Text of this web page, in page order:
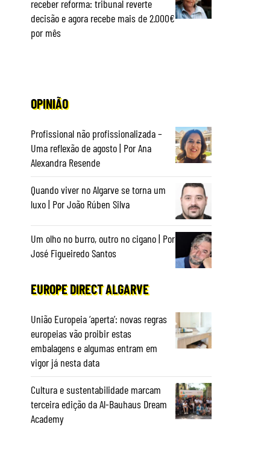
receber reforma: tribunal reverte
decisão e agora recebe mais de 2.000€
por mês
OPINIÃO
Profissional não profissionalizada –
Uma reflexão de agosto | Por Ana
Alexandra Resende
Quando viver no Algarve se torna um
luxo | Por João Rúben Silva
Um olho no burro, outro no cigano | Por
José Figueiredo Santos
EUROPE DIRECT ALGARVE
União Europeia ‘aperta’: novas regras
europeias vão proibir estas
embalagens e algumas entram em
vigor já nesta data
Cultura e sustentabilidade marcam
terceira edição da Al-Bauhaus Dream
Academy